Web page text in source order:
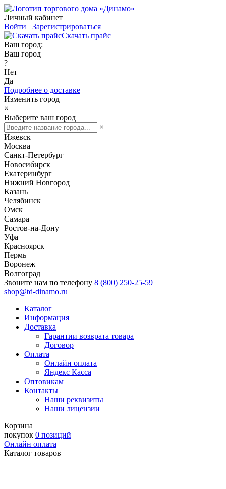
Личный кабинет
Войти
Зарегистрироваться
Скачать прайс
Ваш город:
Ваш город
?
Нет
Да
Подробнее о доставке
Изменить город
×
Выберите ваш город
×
Ижевск
Москва
Санкт-Петербург
Новосибирск
Екатеринбург
Нижний Новгород
Казань
Челябинск
Омск
Самара
Ростов-на-Дону
Уфа
Красноярск
Пермь
Воронеж
Волгоград
Звоните нам по телефону 8 (800) 250-25-59
shop@td-dinamo.ru
Каталог
Информация
Доставка
Гарантии возврата товара
Договор
Оплата
Онлайн оплата
Яндекс Касса
Оптовикам
Контакты
Наши реквизиты
Наши лицензии
Корзина
покупок 0 позиций
Онлайн оплата
Каталог товаров